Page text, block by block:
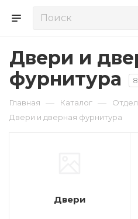
Двери и
фурнитура
Главная — Каталог —
Двери и дверная фурнитура
Двери